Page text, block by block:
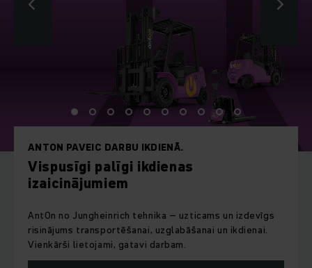
LABĀKIE KRAUTŅOTĀJI, KĀDUS JEBKAD ESAM
UZBŪVĒJUŠI
Jauna EJC-1i serija
Revolūcija sākumlīmeņa segmentā - jaunā EJC-1i
pārsteidz ar savu kompaktumu un veiktspēju.
UZZINĀT VAIRĀK